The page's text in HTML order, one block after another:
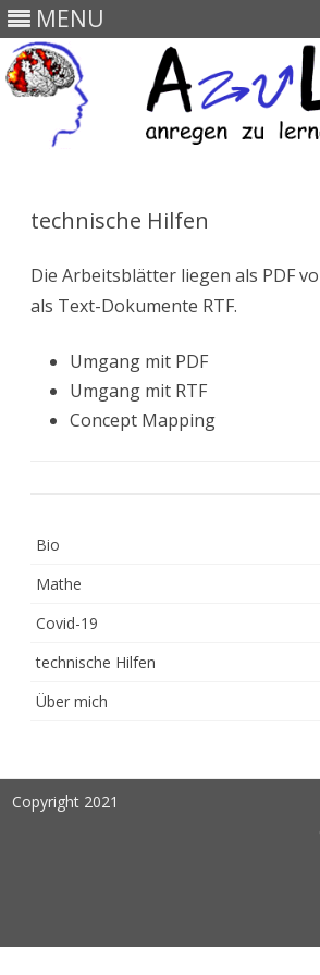
MENU
technische Hilfen
Die Arbeitsblätter liegen als PDF
als Text-Dokumente RTF.
Umgang mit PDF
Umgang mit RTF
Concept Mapping
Bio
Mathe
Covid-19
technische Hilfen
Über mich
Copyright 2021